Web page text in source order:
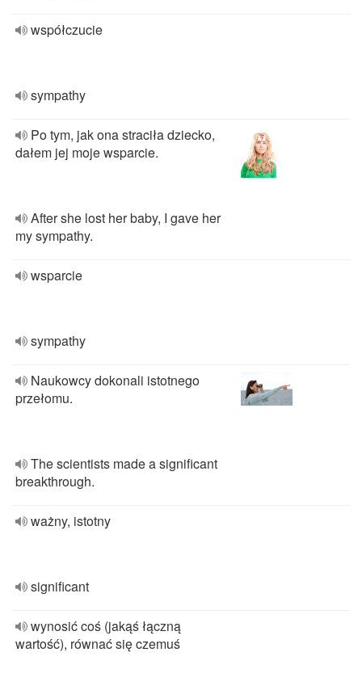
współczucie
sympathy
Po tym, jak ona straciła dziecko,
dałem jej moje wsparcie.
After she lost her baby, I gave her
my sympathy.
wsparcie
sympathy
Naukowcy dokonali istotnego
przełomu.
The scientists made a significant
breakthrough.
ważny, istotny
significant
wynosić coś (jakąś łączną
wartość), równać się czemuś